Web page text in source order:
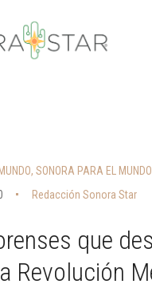
, SONORA PARA EL MUNDO
Redacción Sonora Star
que
Revolución